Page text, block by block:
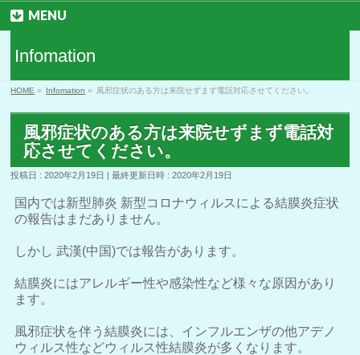
MENU
Infomation
HOME » Infomation » 風邪症状のある方は来院せずまず電話対応させてください。
風邪症状のある方は来院せずまず電話対
応させてください。
投稿日 : 2020年2月19日 最終更新日時 : 2020年2月19日
国内では新型肺炎 新型コロナウィルスによる結膜炎症状
の報告はまだありません。
しかし 武漢(中国)では報告があります。
結膜炎にはアレルギー性や感染性など様々な原因があり
ます。
風邪症状を伴う結膜炎には、インフルエンザの他アデノ
ウィルス性などウィルス性結膜炎が多くなります。